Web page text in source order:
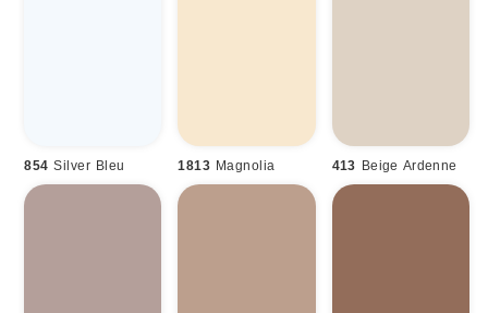
1813 Magnolia 413 Beige Ardenne
854 Silver Bleu